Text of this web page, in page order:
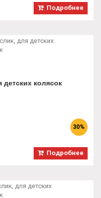
Подробнее
детских колясок
30%
Подробнее